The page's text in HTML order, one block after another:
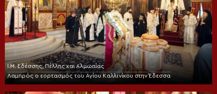
Ι.Μ. Εδέσσης, Πέλλης και Αλμωπίας
Λαμπρός ο εορτασμός του Αγίου Καλλινίκου στην Έδεσσα